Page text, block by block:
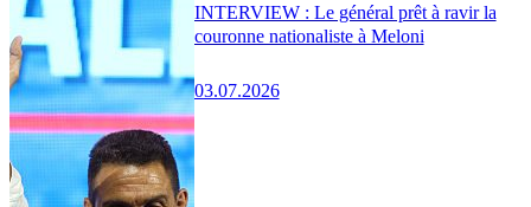
INTERVIEW : Le général prêt à ravir la
couronne nationaliste à Meloni
03.07.2026